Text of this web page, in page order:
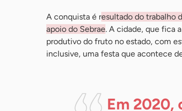
A conquista é resultado do trabalho
apoio do Sebrae. A cidade, que fica
produtivo do fruto no estado, com
inclusive, uma festa que acontece
Em 2020,